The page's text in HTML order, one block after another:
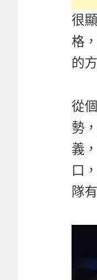
很
格
的
從
勢
義
口
隊